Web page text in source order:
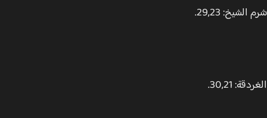
29,23.
30,21.